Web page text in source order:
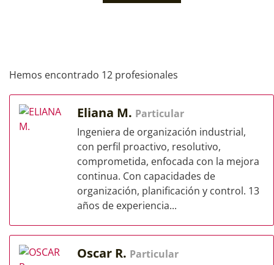
Hemos encontrado 12 profesionales
Eliana M. Particular
Ingeniera de organización industrial,
con perfil proactivo, resolutivo,
comprometida, enfocada con la mejora
continua. Con capacidades de
organización, planificación y control. 13
años de experiencia...
Oscar R. Particular